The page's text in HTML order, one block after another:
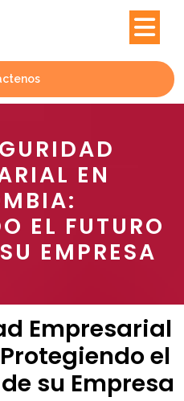
EN
EL FUTURO
EMPRESA
Empresarial
el
su Empresa